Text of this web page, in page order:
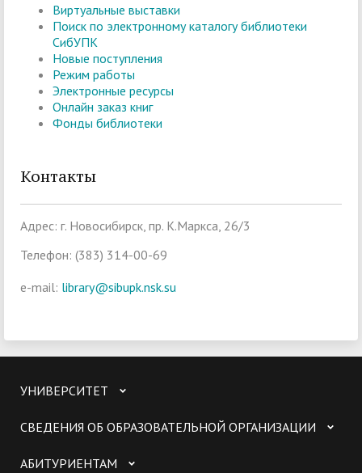
Виртуальные выставки
Поиск по электронному каталогу библиотеки
СибУПК
Новые поступления
Режим работы
Электронные ресурсы
Онлайн заказ книг
Фонды библиотеки
Контакты
Адрес: г. Новосибирск, пр. К.Маркса, 26/3
Телефон: (383) 314-00-69
e-mail: library@sibupk.nsk.su
УНИВЕРСИТЕТ
СВЕДЕНИЯ ОБ ОБРАЗОВАТЕЛЬНОЙ ОРГАНИЗАЦИИ
АБИТУРИЕНТАМ